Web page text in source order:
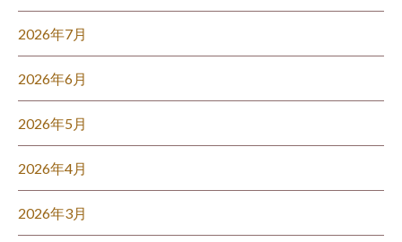
2026年7月
2026年6月
2026年5月
2026年4月
2026年3月